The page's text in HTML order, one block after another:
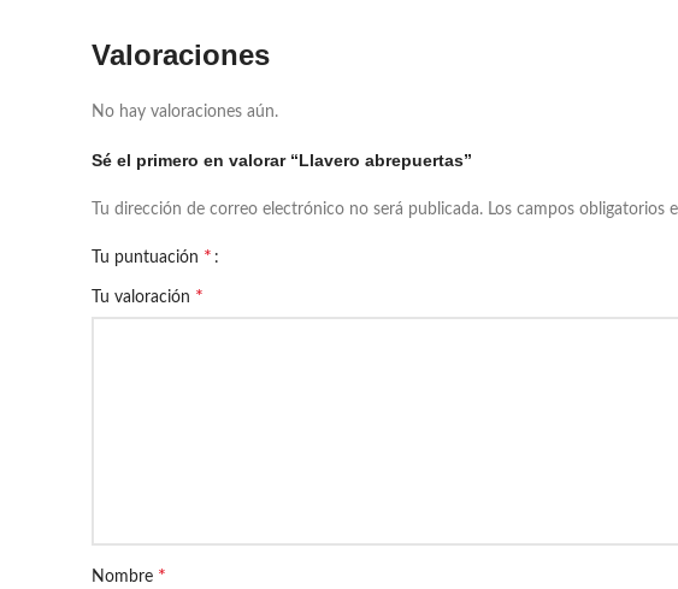
Valoraciones
No hay valoraciones aún.
Sé el primero en valorar “Llavero abrepuertas”
Tu dirección de correo electrónico no será publicada. Los campos obligatorios
Tu puntuación *
Tu valoración *
Nombre *